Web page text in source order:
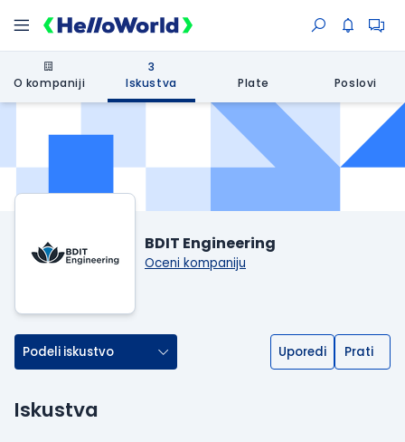
O kompaniji
3
Iskustva
Plate Poslovi
BDIT Engineering
Oceni kompaniju
Podeli iskustvo Uporedi Prati
Iskustva